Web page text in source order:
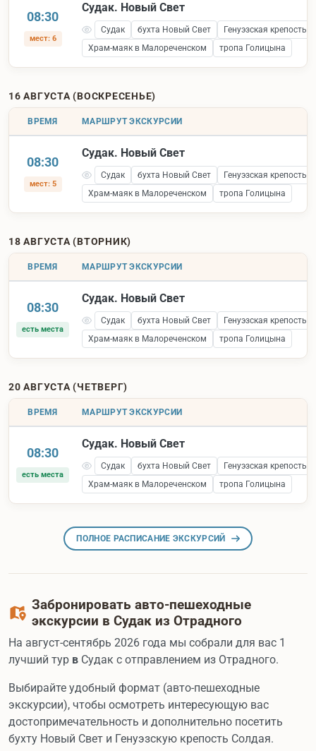
08:30
мест: 6
Судак. Новый Свет
Судак бухта Новый Свет
Генуэзская крепость
Храм-маяк в Малореченском
тропа Голицына
16 АВГУСТА (ВОСКРЕСЕНЬЕ)
ВРЕМЯ МАРШРУТ ЭКСКУРСИИ
08:30
мест: 5
Судак. Новый Свет
Судак бухта Новый Свет
Генуэзская крепость
Храм-маяк в Малореченском
тропа Голицына
18 АВГУСТА (ВТОРНИК)
ВРЕМЯ МАРШРУТ ЭКСКУРСИИ
08:30
есть места
Судак. Новый Свет
Судак бухта Новый Свет
Генуэзская крепость
Храм-маяк в Малореченском
тропа Голицына
20 АВГУСТА (ЧЕТВЕРГ)
ВРЕМЯ МАРШРУТ ЭКСКУРСИИ
08:30
есть места
Судак. Новый Свет
Судак бухта Новый Свет
Генуэзская крепость
Храм-маяк в Малореченском
тропа Голицына
ПОЛНОЕ РАСПИСАНИЕ ЭКСКУРСИЙ
Забронировать авто-пешеходные
экскурсии в Судак из Отрадного
На август-сентябрь 2026 года мы собрали для вас 1
лучший тур в Судак с отправлением из Отрадного.
Выбирайте удобный формат (авто-пешеходные
экскурсии), чтобы осмотреть интересующую вас
достопримечательность и дополнительно посетить
бухту Новый Свет и Генуэзскую крепость Солдая.